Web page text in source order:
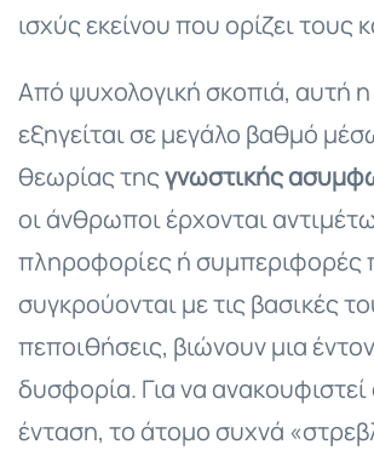
ισχύς εκείνου που ορίζει τους
Από ψυχολογική σκοπιά, αυτή
εξηγείται σε μεγάλο βαθμό
θεωρίας τηςγνωστικής
οι άνθρωποι έρχονται
πληροφορίες ή συμπεριφορές
συγκρούονται με τις βασικές
πεποιθήσεις, βιώνουν μια
δυσφορία. Για να
ένταση, το άτομο συχνά